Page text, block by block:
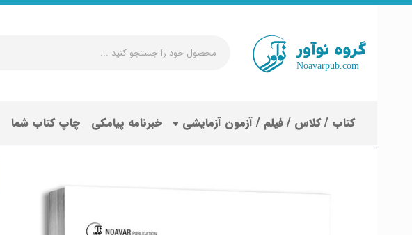
جستجو
کنید
کتاب / کلاس / فیلم / آزمون آزمایشی خبرنامه پیامکی چاپ کتاب شما